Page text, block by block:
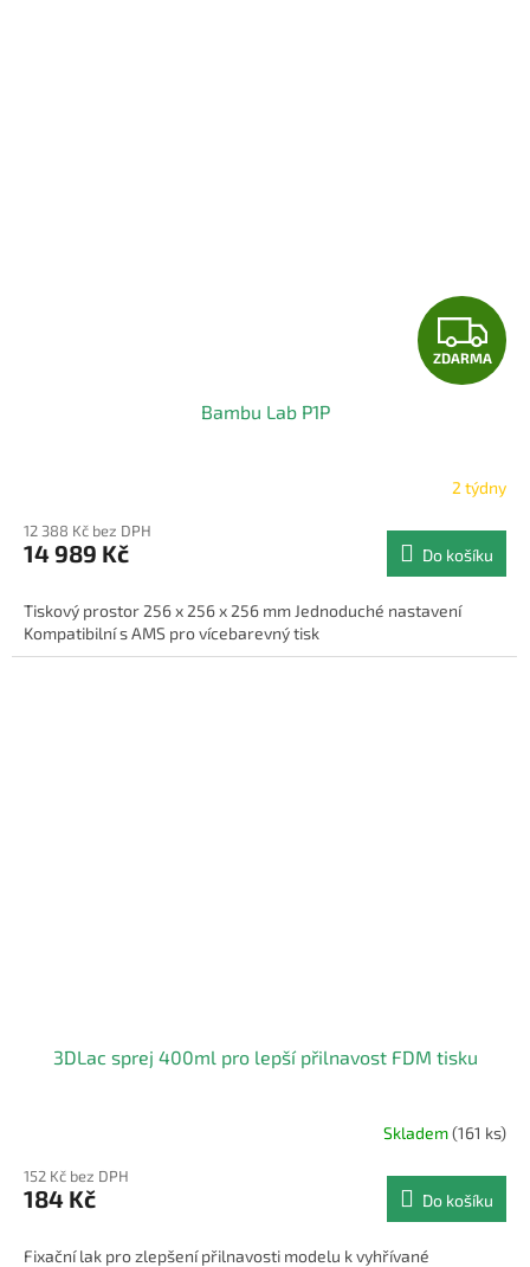
Z
D
R
M
A
ZDARMA
Bambu Lab P1P
2 týdny
12 388 Kč bez DPH
14 989 Kč Do košíku
Tiskový prostor 256 x 256 x 256 mm Jednoduché nastavení
Kompatibilní s AMS pro vícebarevný tisk
3DLac sprej 400ml pro lepší přilnavost FDM tisku
produktu
je
z
Skladem(161 ks)
152 Kč bez DPH
184 Kč Do košíku
Fixační lak pro zlepšení přilnavosti modelu k vyhřívané